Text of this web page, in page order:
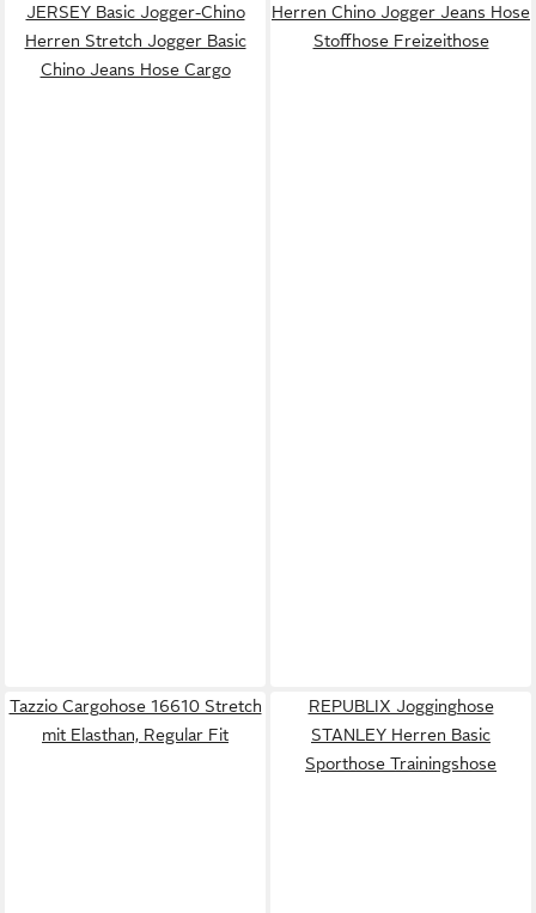
JERSEY Basic Jogger-Chino
Herren Stretch Jogger Basic
Chino Jeans Hose Cargo
Herren Chino Jogger Jeans Hose
Stoffhose Freizeithose
Tazzio Cargohose 16610 Stretch
mit Elasthan, Regular Fit
REPUBLIX Jogginghose
STANLEY Herren Basic
Sporthose Trainingshose